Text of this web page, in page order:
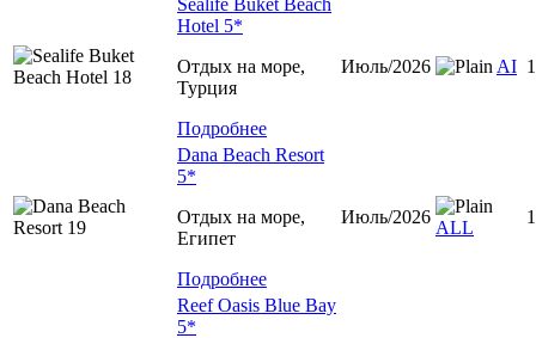
Hotel 5*
Отдых на море,
Турция
Подробнее
Июль/2026 AI 1
Dana Beach Resort
5*
Отдых на море,
Египет
Подробнее
Июль/2026
ALL
1
Reef Oasis Blue Bay
5*